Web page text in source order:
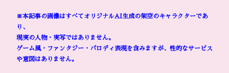
※本記事の画像はすべてオリジナルAI生成の架空のキャラクターであ
り、
現実の人物・実写ではありません。
ゲーム風・ファンタジー・パロディ表現を含みますが、性的なサービス
や意図はありません。